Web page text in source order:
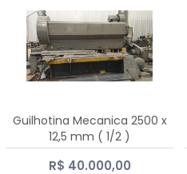
Guilhotina Mecanica 2500 x
12,5 mm ( 1/2 )
R$ 40.000,00